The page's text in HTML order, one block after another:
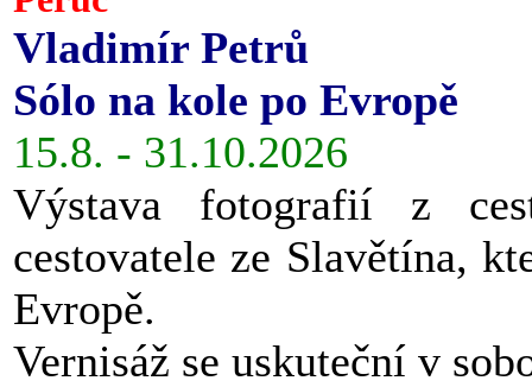
Vladimír Petrů
Sólo na kole po Evropě
15.8. - 31.10.2026
Výstava fotografií z
cestovatele ze Slavětína,
Evropě.
Vernisáž se uskuteční v